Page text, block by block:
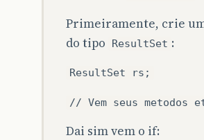
Primeiramente, crie
do tipo
ResultSet :
ResultSet rs;
// Vem seus metodos
Dai sim vem o if: